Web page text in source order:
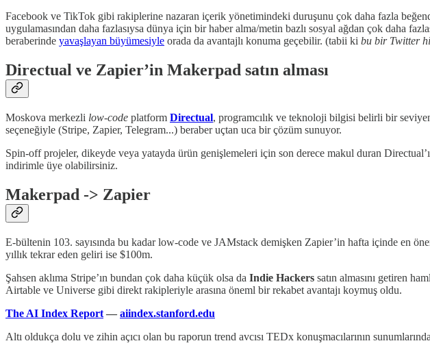
Facebook ve TikTok gibi rakiplerine nazaran içerik yönetimindeki duruşunu çok daha fazla
uygulamasından daha fazlasıysa dünya için bir haber alma/metin bazlı sosyal ağdan çok daha
beraberinde yavaşlayan büyümesiyle orada da avantajlı konuma geçebilir. (tabii ki bu bir Twitter
Directual ve Zapier’in Makerpad satın alması
Moskova merkezli low-code platform Directual, programcılık ve teknoloji bilgisi belirli bir
seçeneğiyle (Stripe, Zapier, Telegram...) beraber uçtan uca bir çözüm sunuyor.
Spin-off projeler, dikeyde veya yatayda ürün genişlemeleri için son derece makul duran
indirimle üye olabilirsiniz.
Makerpad -> Zapier
E-bültenin 103. sayısında bu kadar low-code ve JAMstack demişken Zapier’in hafta içinde en
yıllık tekrar eden geliri ise $100m.
Şahsen aklıma Stripe’ın bundan çok daha küçük olsa da Indie Hackers satın almasını getiren
Airtable ve Universe gibi direkt rakipleriyle arasına öneml bir rekabet avantajı koymuş oldu.
The AI Index Report — aiindex.stanford.edu
Altı oldukça dolu ve zihin açıcı olan bu raporun trend avcısı TEDx konuşmacılarının